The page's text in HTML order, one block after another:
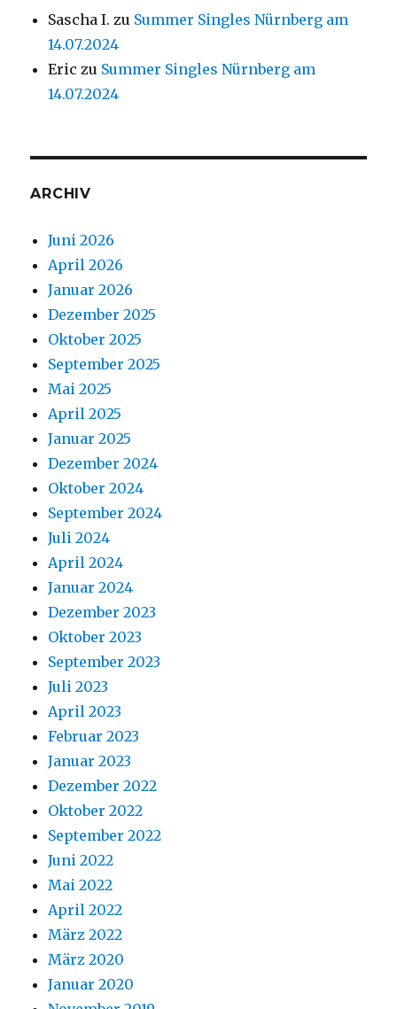
Sascha I. zu Summer Singles Nürnberg am
14.07.2024
Eric zu Summer Singles Nürnberg am
14.07.2024
ARCHIV
Juni 2026
April 2026
Januar 2026
Dezember 2025
Oktober 2025
September 2025
Mai 2025
April 2025
Januar 2025
Dezember 2024
Oktober 2024
September 2024
Juli 2024
April 2024
Januar 2024
Dezember 2023
Oktober 2023
September 2023
Juli 2023
April 2023
Februar 2023
Januar 2023
Dezember 2022
Oktober 2022
September 2022
Juni 2022
Mai 2022
April 2022
März 2022
März 2020
Januar 2020